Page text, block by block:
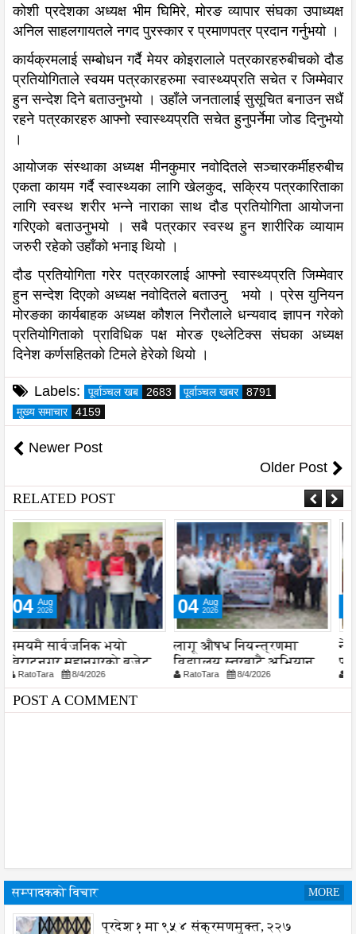
कोशी प्रदेशका अध्यक्ष भीम घिमिरे, मोरङ व्यापार संघका उपाध्यक्ष
अनिल साहलगायतले नगद पुरस्कार र प्रमाणपत्र प्रदान गर्नुभयो ।
कार्यक्रमलाई सम्बोधन गर्दै मेयर कोइरालाले पत्रकारहरुबीचको दौड
प्रतियोगिताले स्वयम पत्रकारहरुमा स्वास्थ्यप्रति सचेत र जिम्मेवार
हुन सन्देश दिने बताउनुभयो । उहाँले जनतालाई सुसूचित बनाउन सधैं
रहने पत्रकारहरु आफ्नो स्वास्थ्यप्रति सचेत हुनुपर्नेमा जोड दिनुभयो
।
आयोजक संस्थाका अध्यक्ष मीनकुमार नवोदितले सञ्चारकर्मीहरुबीच
एकता कायम गर्दै स्वास्थ्यका लागि खेलकुद, सक्रिय पत्रकारिताका
लागि स्वस्थ शरीर भन्ने नाराका साथ दौड प्रतियोगिता आयोजना
गरिएको बताउनुभयो । सबै पत्रकार स्वस्थ हुन शारीरिक व्यायाम
जरुरी रहेको उहाँको भनाइ थियो ।
दौड प्रतियोगिता गरेर पत्रकारलाई आफ्नो स्वास्थ्यप्रति जिम्मेवार
हुन सन्देश दिएको अध्यक्ष नवोदितले बताउनु भयो । प्रेस युनियन
मोरङका कार्यबाहक अध्यक्ष कौशल निरौलाले धन्यवाद ज्ञापन गरेको
प्रतियोगिताको प्राविधिक पक्ष मोरङ एथ्लेटिक्स संघका अध्यक्ष
दिनेश कर्णसहितको टिमले हेरेको थियो ।
Labels: पूर्वाञ्चल खब 2683 पूर्वाञ्चल खबर
8791
मुख्य समाचार
4159
Newer Post
Older Post
RELATED POST
04 Aug
2026
लागू औषध नियन्त्रणमा
विद्यालय स्तरबाटै अभियान
शुरु
RatoTara 8/4/2026
05 Aug
2026
नेपाल आयल निगमको
प्रादेशिक कार्यालयमा छापा
RatoTara 8/5/2026
POST A COMMENT
सम्पादकको विचार MORE
प्रदेश १ मा ९५४ संक्रमणमुक्त, २२७